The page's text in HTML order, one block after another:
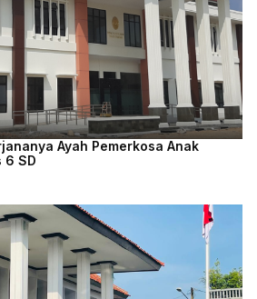
Ayah Pemerkosa Anak
6 SD